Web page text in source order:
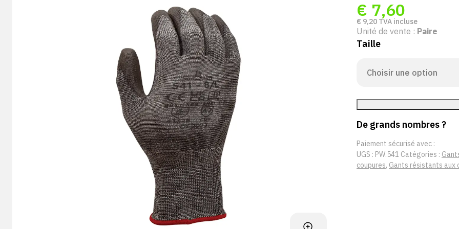
€ 7,60
€ 9,20 TVA incluse
Unité de vente : Paire
Taille
De grands nombres ?
Paiement sécurisé avec :
UGS : PW.541 Catégories :
coupures, Gants résistants aux